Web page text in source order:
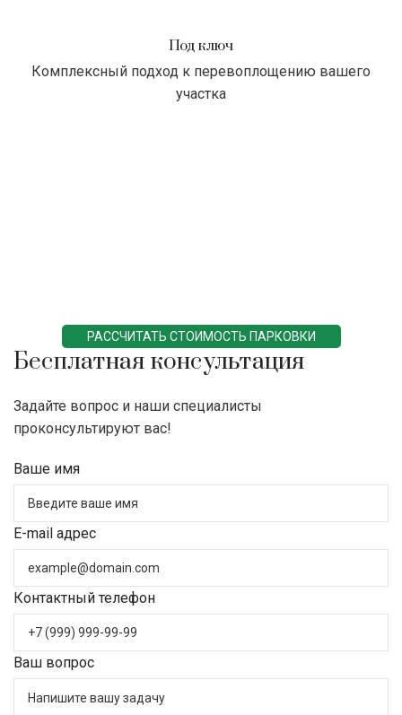
Под ключ
Комплексный подход к перевоплощению вашего
участка
РАССЧИТАТЬ СТОИМОСТЬ ПАРКОВКИ
Бесплатная консультация
Задайте вопрос и наши специалисты
проконсультируют вас!
Ваше имя
E-mail адрес
Контактный телефон
Ваш вопрос